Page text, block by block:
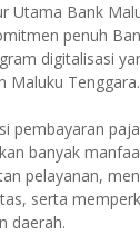
Utama Bank
penuh
digitalisasi
Maluku Tenggara.
pembayaran
banyak
pelayanan,
serta
daerah.